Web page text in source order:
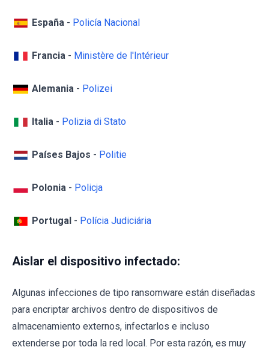
España - Policía Nacional
Francia - Ministère de l'Intérieur
Alemania - Polizei
Italia - Polizia di Stato
Países Bajos - Politie
Polonia - Policja
Portugal - Polícia Judiciária
Aislar el dispositivo infectado:
Algunas infecciones de tipo ransomware están diseñadas
para encriptar archivos dentro de dispositivos de
almacenamiento externos, infectarlos e incluso
extenderse por toda la red local. Por esta razón, es muy